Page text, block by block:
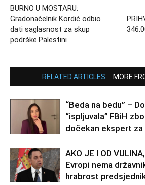
BURNO U MOSTARU:
Gradonačelnik Kordić odbio
dati saglasnost za skup
podrške Palestini
RELATED ARTICLES MORE
“Beda na bedu” –
“ispljuvala” FBiH
dočekan ekspert
AKO JE I OD
Evropi nema
hrabrost